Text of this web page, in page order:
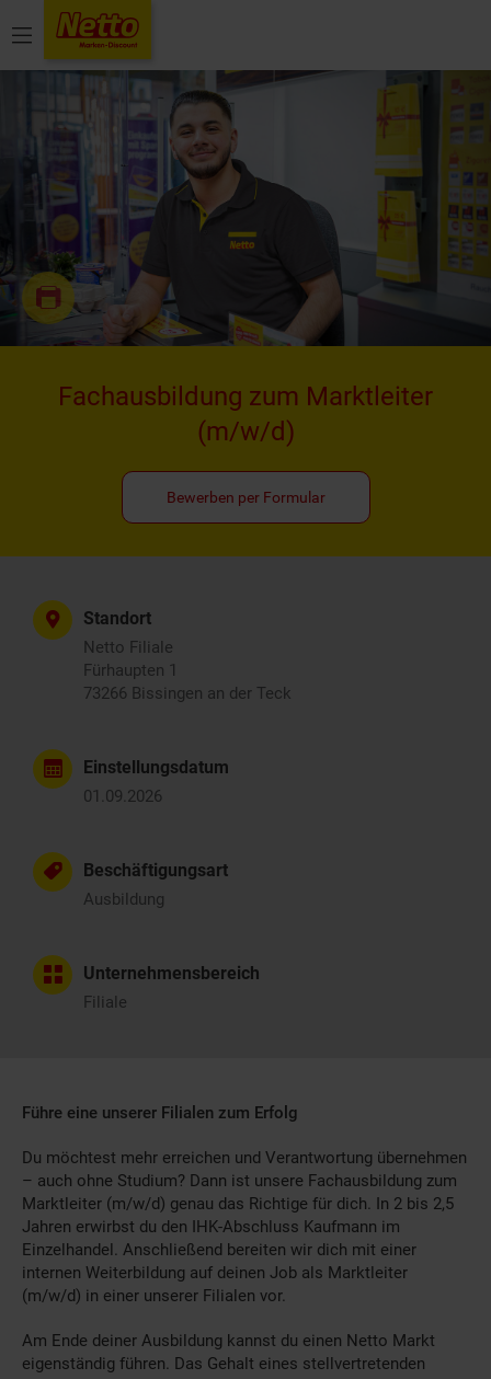
Menü
Fachausbildung zum Marktleiter
(m/w/d)
Bewerben per Formular
Standort
Netto Filiale
Fürhaupten 1
73266 Bissingen an der Teck
Einstellungsdatum
01.09.2026
Beschäftigungsart
Ausbildung
Unternehmensbereich
Filiale
Führe eine unserer Filialen zum Erfolg
Du möchtest mehr erreichen und Verantwortung übernehmen
– auch ohne Studium? Dann ist unsere Fachausbildung zum
Marktleiter (m/w/d) genau das Richtige für dich. In 2 bis 2,5
Jahren erwirbst du den IHK-Abschluss Kaufmann im
Einzelhandel. Anschließend bereiten wir dich mit einer
internen Weiterbildung auf deinen Job als Marktleiter
(m/w/d) in einer unserer Filialen vor.
Am Ende deiner Ausbildung kannst du einen Netto Markt
eigenständig führen. Das Gehalt eines stellvertretenden